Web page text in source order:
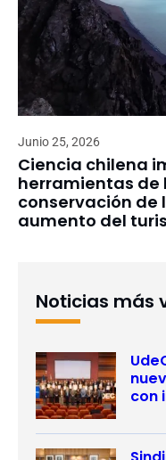
Junio 25, 2026
Ciencia chilena
herramientas de
conservación
aumento del
Noticias más
con